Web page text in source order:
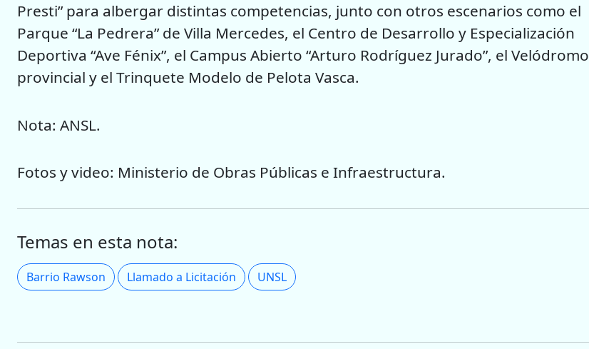
Presti” para albergar distintas competencias, junto con otros escenarios como el
Parque “La Pedrera” de Villa Mercedes, el Centro de Desarrollo y Especialización
Deportiva “Ave Fénix”, el Campus Abierto “Arturo Rodríguez Jurado”, el Velódromo
provincial y el Trinquete Modelo de Pelota Vasca.
Nota: ANSL.
Fotos y video: Ministerio de Obras Públicas e Infraestructura.
Temas en esta nota:
Barrio Rawson Llamado a Licitación UNSL